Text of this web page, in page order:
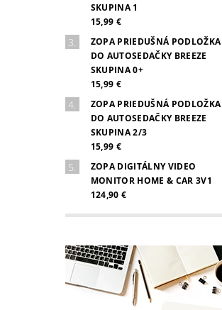
SKUPINA 1
15,99 €
ZOPA PRIEDUŠNÁ PODLOŽKA
DO AUTOSEDAČKY BREEZE
SKUPINA 0+
15,99 €
ZOPA PRIEDUŠNÁ PODLOŽKA
DO AUTOSEDAČKY BREEZE
SKUPINA 2/3
15,99 €
ZOPA DIGITÁLNY VIDEO
MONITOR HOME & CAR 3V1
124,90 €